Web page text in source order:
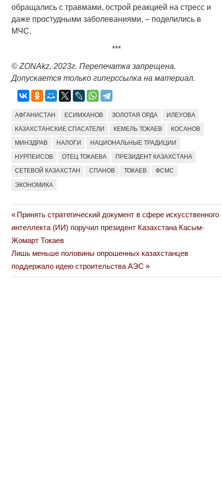
обращались с травмами, острой реакцией на стресс и
даже простудными заболеваниями, – поделились в
МЧС.
***
© ZONAkz, 2023г. Перепечатка запрещена.
Допускается только гиперссылка на материал.
АФГАНИСТАН ЕСИМХАНОВ ЗОЛОТАЯ ОРДА ИЛЕУОВА
КАЗАХСТАНСКИЕ СПАСАТЕЛИ КЕМЕЛЬ ТОКАЕВ КОСАНОВ
МИНЗДРАВ НАЛОГИ НАЦИОНАЛЬНЫЕ ТРАДИЦИИ
НУРПЕИСОВ ОТЕЦ ТОКАЕВА ПРЕЗИДЕНТ КАЗАХСТАНА
СЕТЕВОЙ КАЗАХСТАН СПАНОВ ТОКАЕВ ФСМС
ЭКОНОМИКА
Навигация
по
записям
Previous
Post:
Принять стратегический документ в сфере искусственного
интеллекта (ИИ) поручил президент Казахстана Касым-
Жомарт Токаев
Next
Post:
Лишь меньше половины опрошенных казахстанцев
поддержало идею строительства АЭС